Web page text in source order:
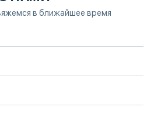
в ближайшее время